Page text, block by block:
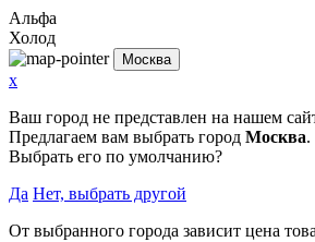
Альфа
Холод
Москва
x
Ваш город не представлен на нашем
Предлагаем вам выбрать город Москва.
Выбрать его по умолчанию?
Да Нет, выбрать другой
От выбранного города зависит цена